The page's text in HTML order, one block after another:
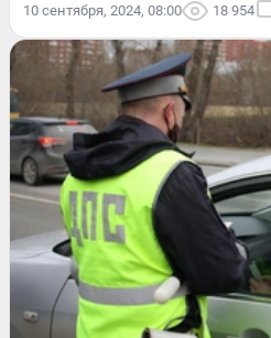
10 сентября, 2024, 08:00 18 954